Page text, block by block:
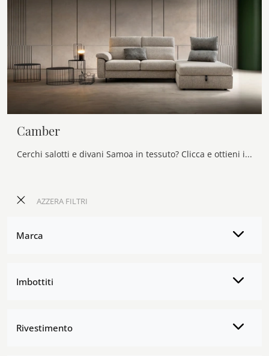
AZZERA FILTRI
Marca
Imbottiti
Rivestimento
Camber
Cerchi salotti e divani Samoa in tessuto? Clicca e ottieni informazioni sul modello Camber per spazi moderni.